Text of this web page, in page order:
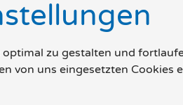
optimal zu gestalten und
von uns eingesetzten Cookies